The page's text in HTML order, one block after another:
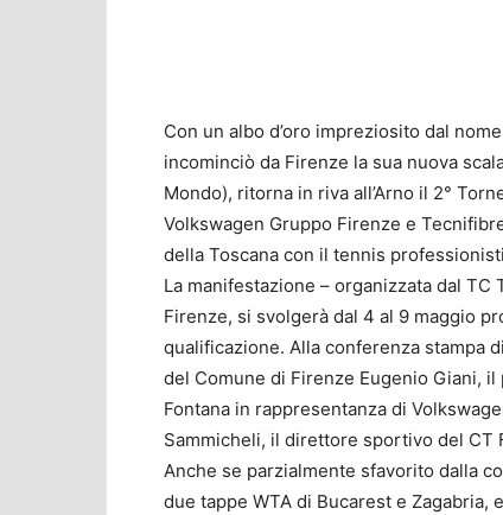
Con un albo d’oro impreziosito dal
incominciò da Firenze la sua nuova
Mondo), ritorna in riva all’Arno il 2°
Volkswagen Gruppo Firenze e
della Toscana con il tennis
La manifestazione – organizzata dal
Firenze, si svolgerà dal 4 al 9 maggio
qualificazione. Alla conferenza stampa
del Comune di Firenze Eugenio Giani,
Fontana in rappresentanza di
Sammicheli, il direttore sportivo del CT
Anche se parzialmente sfavorito dalla
due tappe WTA di Bucarest e